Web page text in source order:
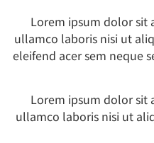
Lorem ipsum dolor sit
ullamco laboris nisi ut
eleifend acer sem neque
Lorem ipsum dolor sit
ullamco laboris nisi ut